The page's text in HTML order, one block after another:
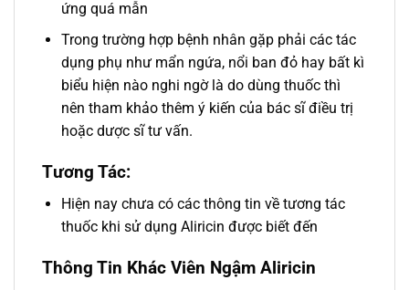
ứng quá mẫn
Trong trường hợp bệnh nhân gặp phải các tác
dụng phụ như mẩn ngứa, nổi ban đỏ hay bất kì
biểu hiện nào nghi ngờ là do dùng thuốc thì
nên tham khảo thêm ý kiến của bác sĩ điều trị
hoặc dược sĩ tư vấn.
Tương Tác:
Hiện nay chưa có các thông tin về tương tác
thuốc khi sử dụng Aliricin được biết đến
Thông Tin Khác Viên Ngậm Aliricin